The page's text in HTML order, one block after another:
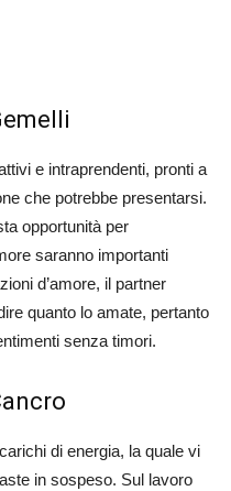
e intraprendenti, pronti a
che potrebbe presentarsi.
opportunità per
saranno importanti
d’amore, il partner
quanto lo amate, pertanto
senza timori.
di energia, la quale vi
in sospeso. Sul lavoro